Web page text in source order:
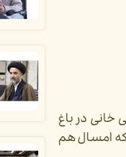
در باغ
امسال هم